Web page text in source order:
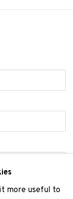
more useful to